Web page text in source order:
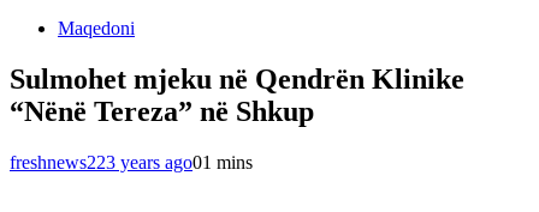
Maqedoni
Sulmohet mjeku në Qendrën Klinike
“Nënë Tereza” në Shkup
freshnews223 years ago01 mins